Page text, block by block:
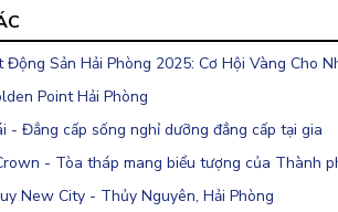
Động Sản Hải Phòng 2025: Cơ Hội Vàng Cho
Point Hải Phòng
- Đẳng cấp sống nghỉ dưỡng đẳng cấp tại gia
- Tòa tháp mang biểu tượng của Thành
New City - Thủy Nguyên, Hải Phòng